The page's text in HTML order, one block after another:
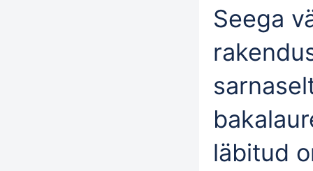
Seega
läbitud